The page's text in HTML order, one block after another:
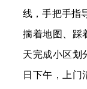
线，手把手指
揣着地图、踩
天完成小区划
日下午，上门